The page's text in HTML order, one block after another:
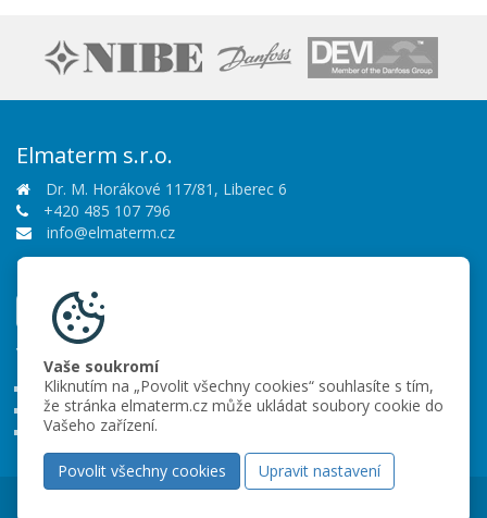
Elmaterm s.r.o.
Dr. M. Horákové 117/81, Liberec 6
+420 485 107 796
info@elmaterm.cz
Sledujte nás
Vše o nákupu
Obchodní podmínky
Ochrana osobních údajů
Partneři
Vaše soukromí
Kliknutím na „Povolit všechny cookies“ souhlasíte s tím,
že stránka elmaterm.cz může ukládat soubory cookie do
Vašeho zařízení.
Povolit všechny cookies Upravit nastavení